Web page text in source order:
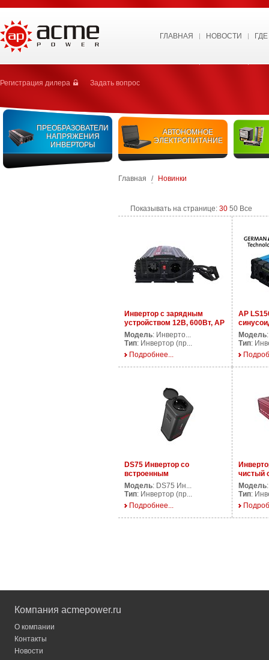
ГЛАВНАЯ НОВОСТИ
Регистрация дилера Задать вопрос
ПРЕОБРАЗОВАТЕЛИ
НАПРЯЖЕНИЯ
ИНВЕРТОРЫ
АВТОНОМНОЕ
ЭЛЕКТРОПИТАНИЕ
Главная / Новинки
Показывать на странице: 30 50 Все
Инвертор с зарядным
устройством 12В, 600Вт, AP
CPS600/12V
Модель: Инверто...
Тип: Инвертор (пр...
Подробнее...
AP
1500
Модель
Тип:
DS75 Инвертор со
встроенным
аккумулятором
Модель: DS75 Ин...
Тип: Инвертор (пр...
Подробнее...
чистый
PS2000/
Модель
Тип:
Компания acmepower.ru
О компании
Контакты
Новости